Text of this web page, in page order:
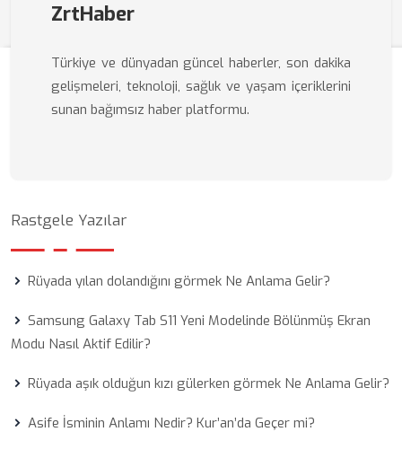
ZrtHaber
Türkiye ve dünyadan güncel haberler, son dakika
gelişmeleri, teknoloji, sağlık ve yaşam içeriklerini
sunan bağımsız haber platformu.
Rastgele Yazılar
Rüyada yılan dolandığını görmek Ne Anlama Gelir?
Samsung Galaxy Tab S11 Yeni Modelinde Bölünmüş Ekran
Modu Nasıl Aktif Edilir?
Rüyada aşık olduğun kızı gülerken görmek Ne Anlama Gelir?
Asife İsminin Anlamı Nedir? Kur’an’da Geçer mi?